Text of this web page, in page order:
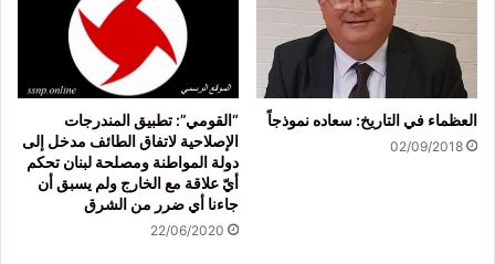
العظماء في التاريخ: سعاده نموذجاً
02/09/2018
“القومي”: تطبيق المندرجات
الإصلاحية لاتفاق الطائف مدخل إلى
دولة المواطنة ومصلحة لبنان تحكم
أيّ علاقة مع الخارج ولم يسبق أن
جاءنا أي ضرر من الشرق
22/06/2020